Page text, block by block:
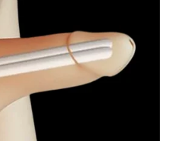
priznanje. Ako ste u vezi,
Ako ste slobodni, neko
snažna – slušajte je.